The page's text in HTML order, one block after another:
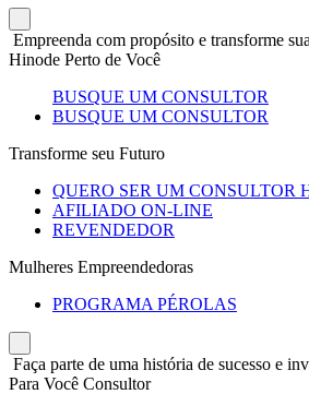
Empreenda com propósito e transforme
Hinode Perto de Você
BUSQUE UM CONSULTOR
BUSQUE UM CONSULTOR
Transforme seu Futuro
QUERO SER UM CONSULTOR
AFILIADO ON-LINE
REVENDEDOR
Mulheres Empreendedoras
PROGRAMA PÉROLAS
Faça parte de uma história de sucesso e
Para Você Consultor